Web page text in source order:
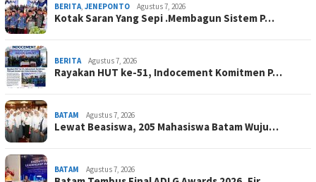
BERITA JENEPONTO Agustus 7, 2026
Kotak Saran Yang Sepi .Membagun Sistem P…
BERITA Agustus 7, 2026
Rayakan HUT ke-51, Indocement Komitmen P…
BATAM Agustus 7, 2026
Lewat Beasiswa, 205 Mahasiswa Batam Wuju…
BATAM Agustus 7, 2026